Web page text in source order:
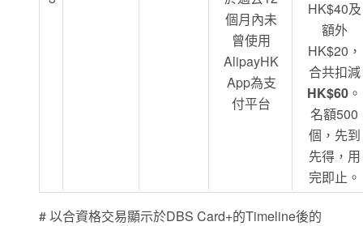
個月內未
曾使用
AlipayHK
App為支
付平台
HK$40及
額外
HK$20，
合共扣減
HK$60 。
名額500
個，先到
先得，用
完即止。
# 以合資格交易顯示於DBS Card+的Timeline後的